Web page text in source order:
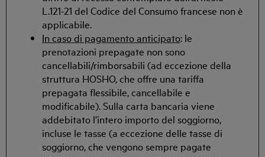
L.121-21 del Codice del Consumo francese non è
applicabile.
In caso di pagamento anticipato: le
prenotazioni prepagate non sono
cancellabili/rimborsabili (ad eccezione della
struttura HOSHO, che offre una tariffa
prepagata flessibile, cancellabile e
modificabile). Sulla carta bancaria viene
addebitato l’intero importo del soggiorno,
incluse le tasse (a eccezione delle tasse di
soggiorno, che vengono sempre pagate